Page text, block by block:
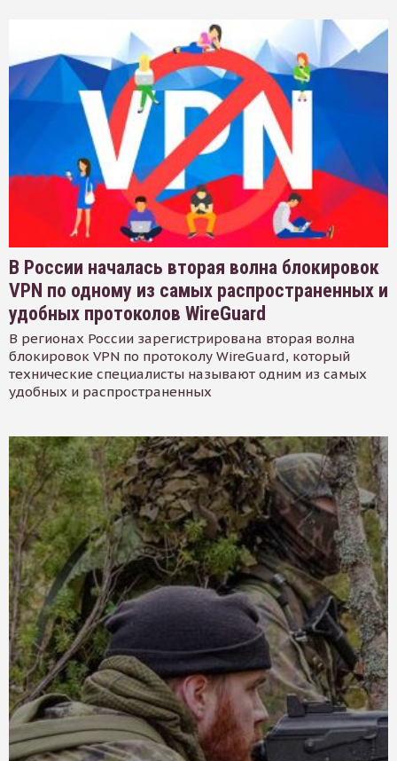
В России началась вторая волна блокировок
VPN по одному из самых распространенных и
удобных протоколов WireGuard
В регионах России зарегистрирована вторая волна
блокировок VPN по протоколу WireGuard, который
технические специалисты называют одним из самых
удобных и распространенных